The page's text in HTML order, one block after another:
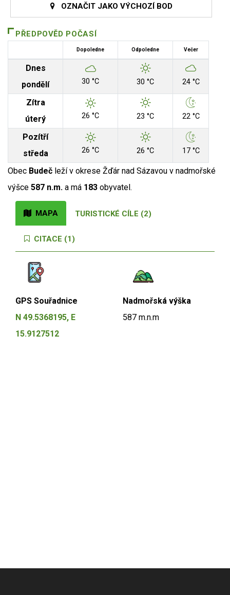
OZNAČIT JAKO VÝCHOZÍ BOD
PŘEDPOVĚD POČASÍ
Dopoledne Odpoledne Večer
Dnes
pondělí
30 °C 30 °C 24 °C
Zítra
úterý
26 °C 23 °C 22 °C
Pozítří
středa
26 °C 26 °C 17 °C
Obec Budeč leží v okrese Žďár nad Sázavou v nadmořské
výšce 587 n.m. a má 183 obyvatel.
MAPA TURISTICKÉ CÍLE (2)
CITACE (1)
GPS Souřadnice
N 49.5368195, E
15.9127512
Nadmořská výška
587 m.n.m